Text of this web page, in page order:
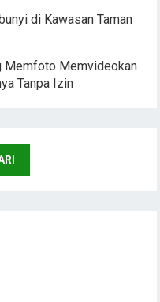
di Kawasan Taman
Memfoto Memvideokan
Tanpa Izin